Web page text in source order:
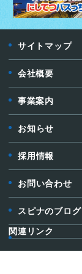
サイトマップ
会社概要
事業案内
お知らせ
採用情報
お問い合わせ
スピナのブログ
関連リンク